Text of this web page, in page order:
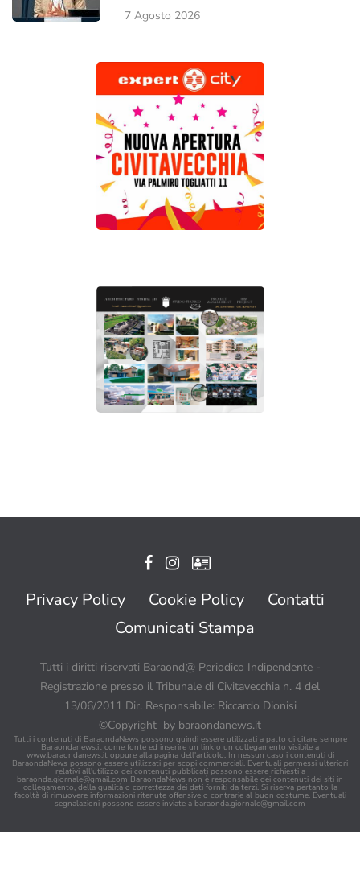
7 Agosto 2026
Privacy Policy Cookie Policy
Contatti
Comunicati Stampa
Tutti i diritti riservati Baraond@ Periodico Indipendente -
Registrazione presso il Tribunale di Civitavecchia n. 4 del
13/06/2011 Dir. Responsabile: Riccardo Dionisi
©Copyright by baraondanews.it
Tutti i contenuti di BaraondaNews possono quindi essere utilizzati a patto di citare sempre
Baraondanews.it come fonte ed inserire un link o un collegamento visibile a
www.baraondanews.it oppure alla pagina dell'articolo. In nessun caso i contenuti di
BaraondaNews possono essere utilizzati per scopi commerciali. Eventuali permessi ulteriori
relativi all'utilizzo dei contenuti pubblicati possono essere richiesti a
baraonda.giornale@gmail.com BaraondaNews non è responsabile dei contenuti dei siti in
collegamento, della qualità o correttezza dei dati forniti da terzi. Si riserva pertanto la
facoltà di rimuovere informazioni ritenute offensive o contrarie al buon costume. Eventuali
segnalazioni possono essere inviate a baraonda.giornale@gmail.com